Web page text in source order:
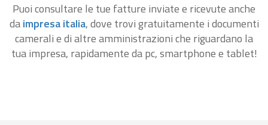
Puoi consultare le tue fatture inviate e ricevute anche
daimpresa italia, dove trovi gratuitamente i documenti
camerali e di altre amministrazioni che riguardano la
tua impresa, rapidamente da pc, smartphone e tablet!